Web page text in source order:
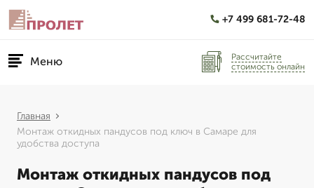
+7 499 681-72-48
Меню
Рассчитайте
стоимость онлайн
Главная
Монтаж откидных пандусов под ключ в Самаре для
удобства доступа
Монтаж откидных пандусов под